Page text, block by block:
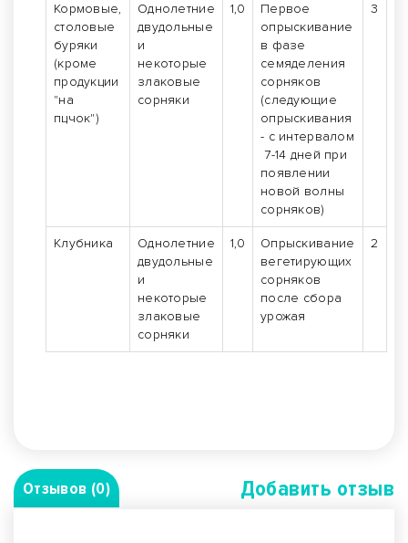
Кормовые,
столовые
буряки
(кроме
продукции
"на
пцчок")
Однолетние
двудольные
и
некоторые
злаковые
сорняки
1,0
Первое
опрыскивание
в фазе
семяделения
сорняков
(следующие
опрыскивания
- с интервалом
7-14 дней при
появлении
новой волны
сорняков)
3
Клубника
Однолетние
двудольные
и
некоторые
злаковые
сорняки
1,0
Опрыскивание
вегетирующих
сорняков
после сбора
урожая
2
Отзывов (0) Добавить отзыв